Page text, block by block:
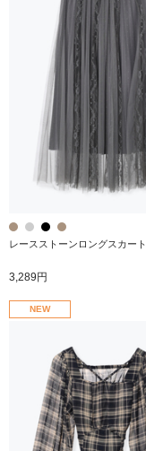
レースストーンロングスカート
3,289円
NEW